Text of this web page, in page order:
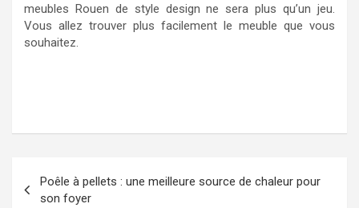
meubles Rouen de style design ne sera plus qu’un jeu.
Vous allez trouver plus facilement le meuble que vous
souhaitez.
de
Poêle à pellets : une meilleure source de chaleur pour
son foyer